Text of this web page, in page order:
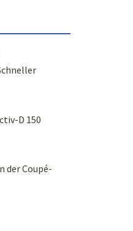
D 150
der Coupé-